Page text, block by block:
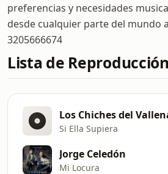
preferencias y necesidades
desde cualquier parte del mundo
3205666674
Lista de Reproducción
Los Chiches del
Si Ella Supiera
Jorge Celedón
Mi Locura